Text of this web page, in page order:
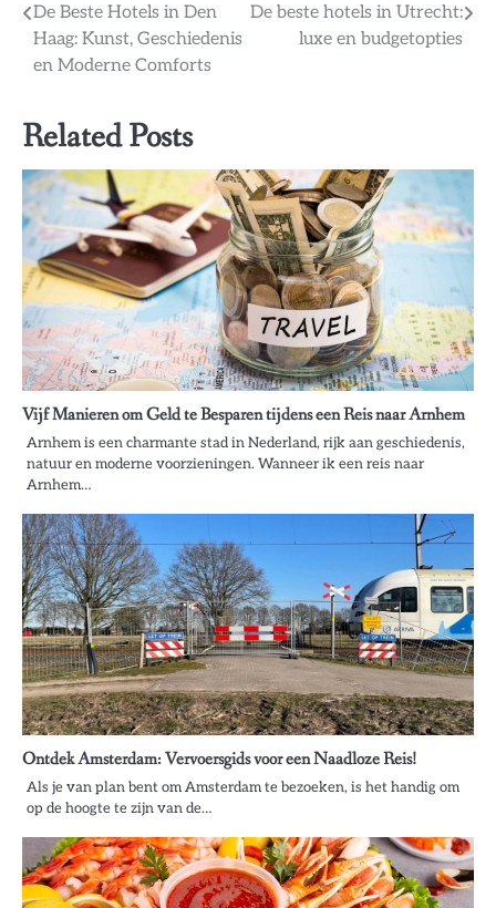
Bericht
navigatie
De Beste Hotels in Den
Haag: Kunst, Geschiedenis
en Moderne Comforts
De beste hotels in Utrecht:
luxe en budgetopties
Related Posts
Vijf Manieren om Geld te Besparen tijdens een Reis naar Arnhem
Arnhem is een charmante stad in Nederland, rijk aan geschiedenis,
natuur en moderne voorzieningen. Wanneer ik een reis naar
Arnhem…
Ontdek Amsterdam: Vervoersgids voor een Naadloze Reis!
Als je van plan bent om Amsterdam te bezoeken, is het handig om
op de hoogte te zijn van de…